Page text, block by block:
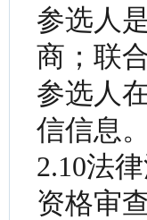
参选人
商；联
参选人
信信息
2.10法
资格审